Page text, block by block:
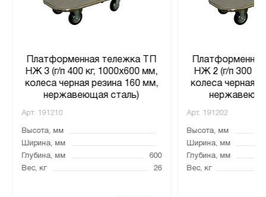
Платформенная тележка ТП
НЖ 3 (г/п 400 кг, 1000x600 мм,
колеса черная резина 160 мм,
нержавеющая сталь)
Арт. 191210
Высота, мм
Ширина, мм
Глубина, мм
600
Вес, кг
26
НЖ 2 (г/п 300
колеса черная
Арт. 191202
Высота, мм
Ширина, мм
Глубина, мм
Вес, кг